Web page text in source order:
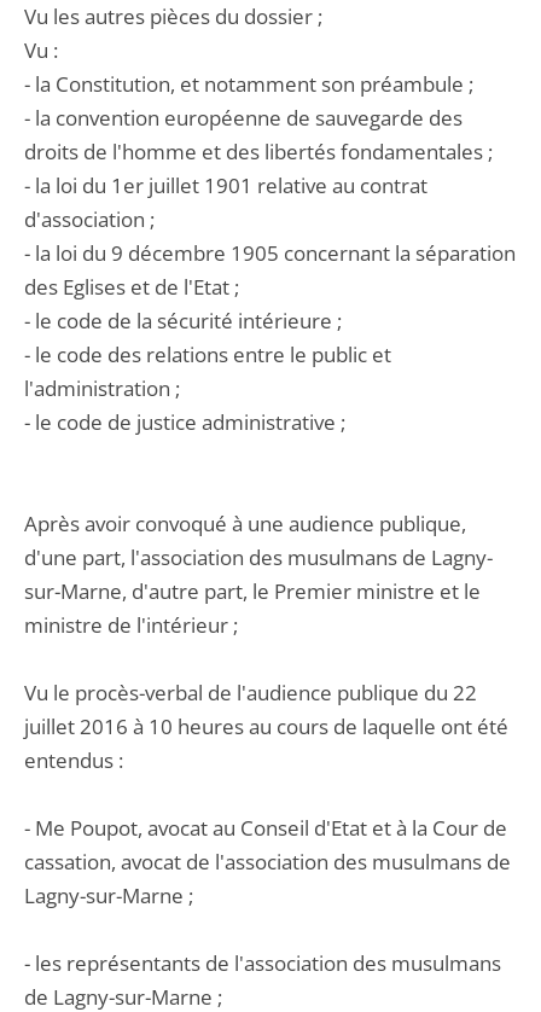
Vu les autres pièces du dossier ;
Vu :
- la Constitution, et notamment son préambule ;
- la convention européenne de sauvegarde des
droits de l'homme et des libertés fondamentales ;
- la loi du 1er juillet 1901 relative au contrat
d'association ;
- la loi du 9 décembre 1905 concernant la séparation
des Eglises et de l'Etat ;
- le code de la sécurité intérieure ;
- le code des relations entre le public et
l'administration ;
- le code de justice administrative ;
Après avoir convoqué à une audience publique,
d'une part, l'association des musulmans de Lagny-
sur-Marne, d'autre part, le Premier ministre et le
ministre de l'intérieur ;
Vu le procès-verbal de l'audience publique du 22
juillet 2016 à 10 heures au cours de laquelle ont été
entendus :
- Me Poupot, avocat au Conseil d'Etat et à la Cour de
cassation, avocat de l'association des musulmans de
Lagny-sur-Marne ;
- les représentants de l'association des musulmans
de Lagny-sur-Marne ;